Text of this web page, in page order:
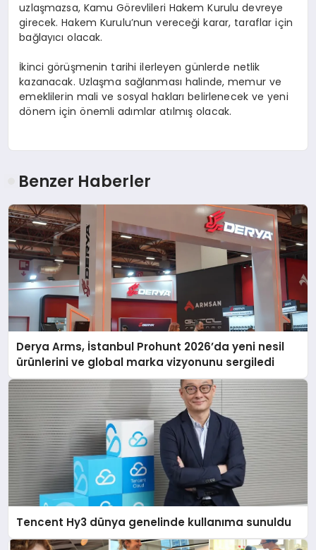
uzlaşmazsa, Kamu Görevlileri Hakem Kurulu devreye
girecek. Hakem Kurulu’nun vereceği karar, taraflar için
bağlayıcı olacak.
İkinci görüşmenin tarihi ilerleyen günlerde netlik
kazanacak. Uzlaşma sağlanması halinde, memur ve
emeklilerin mali ve sosyal hakları belirlenecek ve yeni
dönem için önemli adımlar atılmış olacak.
Benzer Haberler
Derya Arms, İstanbul Prohunt 2026’da yeni nesil
ürünlerini ve global marka vizyonunu sergiledi
Tencent Hy3 dünya genelinde kullanıma sunuldu